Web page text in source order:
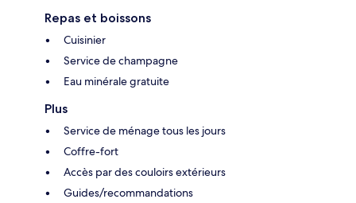
Repas et boissons
Cuisinier
Service de champagne
Eau minérale gratuite
Plus
Service de ménage tous les jours
Coffre-fort
Accès par des couloirs extérieurs
Guides/recommandations